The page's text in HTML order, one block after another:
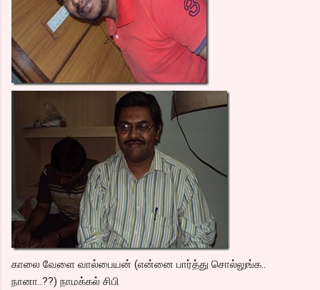
காலை வேளை வால்பையன் (என்னை பார்த்து சொல்லுங்க..
நானா..??) நாமக்கல் சிபி